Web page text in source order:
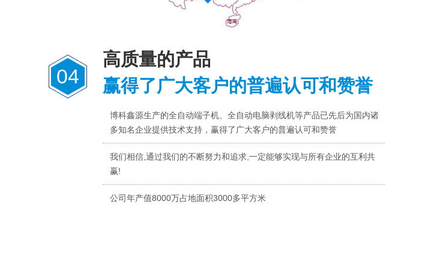
04
高质量的产品
赢得了广大客户的普遍认可和赞誉
博科鑫源生产的全自动端子机、全自动电脑剥线机等产品已先后为国内诸
多知名企业提供技术支持，赢得了广大客户的普遍认可和赞誉
我们相信,通过我们的不断努力和追求,一定能够实现与所有企业的互利共
赢!
公司年产值8000万占地面积3000多平方米